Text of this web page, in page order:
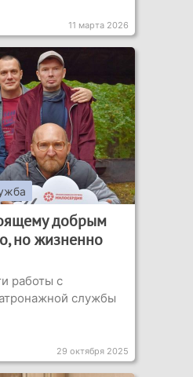
11 марта 2026
добрым
но жизненно
работы с
службы
29 октября 2025